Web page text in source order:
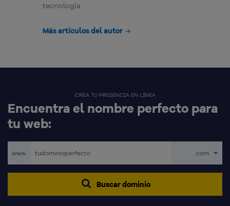
tecnología.
Más artículos del autor
CREA TU PRESENCIA EN LÍNEA
Encuentra el nombre perfecto para
tu web:
www. .com
Buscar dominio